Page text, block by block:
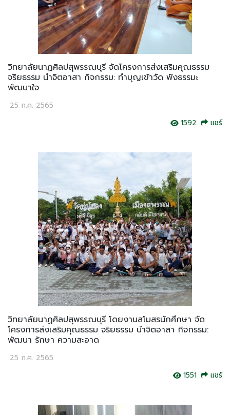
วิทยาลัยนาฏศิลปสุพรรณบุรี จัดโครงการส่งเสริมคุณธรรม
จริยธรรม นำจิตอาสา กิจกรรม: ทำบุญเข้าวัด ฟังธรรมะ
พัฒนาใจ
25 ก.ค. 2565
1592
แชร์
วิทยาลัยนาฏศิลปสุพรรณบุรี โดยงานสโมสรนักศึกษา จัด
โครงการส่งเสริมคุณธรรม จริยธรรม นำจิตอาสา กิจกรรม:
พัฒนา รักษา ความสะอาด
25 ก.ค. 2565
1551
แชร์